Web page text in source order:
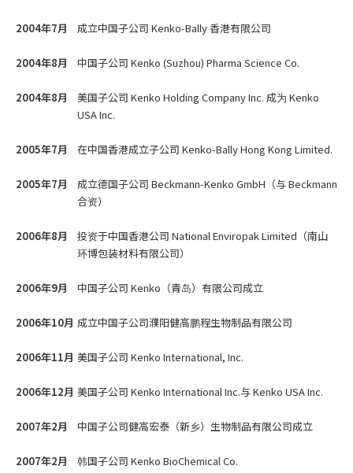
2004年7月 成立中国子公司 Kenko-Bally 香港有限公司
2004年8月 中国子公司 Kenko (Suzhou) Pharma Science Co.
2004年8月
美国子公司 Kenko Holding Company Inc. 成为 Kenko
USA Inc.
2005年7月 在中国香港成立子公司 Kenko-Bally Hong Kong Limited.
2005年7月
成立德国子公司 Beckmann-Kenko GmbH（与 Beckmann
合资）
2006年8月
投资于中国香港公司 National Enviropak Limited（南山
环博包装材料有限公司）
2006年9月 中国子公司 Kenko（青岛）有限公司成立
2006年10月 成立中国子公司濮阳健高鹏程生物制品有限公司
2006年11月 美国子公司 Kenko International, Inc.
2006年12月 美国子公司 Kenko International Inc.与 Kenko USA Inc.
2007年2月 中国子公司健高宏泰（新乡）生物制品有限公司成立
2007年2月 韩国子公司 Kenko BioChemical Co.